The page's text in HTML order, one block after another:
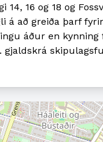
14, 16 og 18 og
á að greiða þarf fyrir
áður en
gjaldskrá